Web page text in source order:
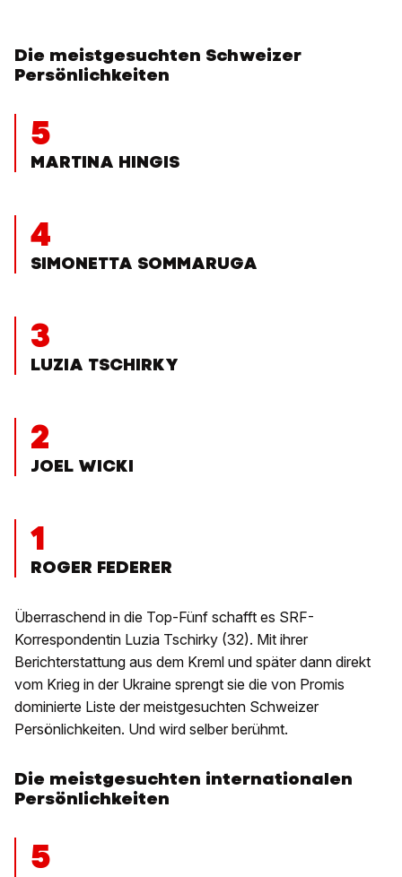
Die meistgesuchten Schweizer
Persönlichkeiten
5
MARTINA HINGIS
4
SIMONETTA SOMMARUGA
3
LUZIA TSCHIRKY
2
JOEL WICKI
1
ROGER FEDERER
Überraschend in die Top-Fünf schafft es SRF-
Korrespondentin Luzia Tschirky (32). Mit ihrer
Berichterstattung aus dem Kreml und später dann direkt
vom Krieg in der Ukraine sprengt sie die von Promis
dominierte Liste der meistgesuchten Schweizer
Persönlichkeiten. Und wird selber berühmt.
Die meistgesuchten internationalen
Persönlichkeiten
5